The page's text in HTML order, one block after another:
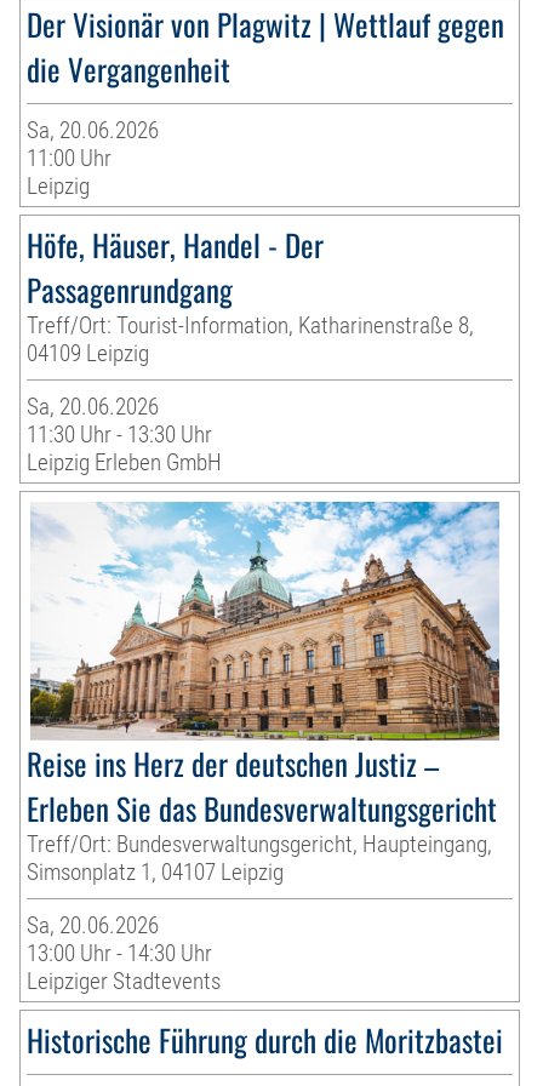
Der Visionär von Plagwitz | Wettlauf gegen
die Vergangenheit
Sa, 20.06.2026
11:00 Uhr
Leipzig
Höfe, Häuser, Handel - Der
Passagenrundgang
Treff/Ort: Tourist-Information, Katharinenstraße 8,
04109 Leipzig
Sa, 20.06.2026
11:30 Uhr - 13:30 Uhr
Leipzig Erleben GmbH
Reise ins Herz der deutschen Justiz –
Erleben Sie das Bundesverwaltungsgericht
Treff/Ort: Bundesverwaltungsgericht, Haupteingang,
Simsonplatz 1, 04107 Leipzig
Sa, 20.06.2026
13:00 Uhr - 14:30 Uhr
Leipziger Stadtevents
Historische Führung durch die Moritzbastei